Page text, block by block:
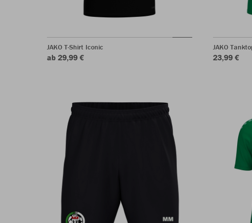
JAKO T-Shirt Iconic
ab 29,99 €
JAKO
23,99 €